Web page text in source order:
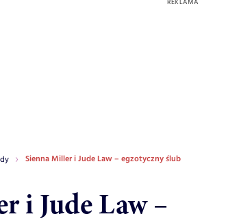
Sienna Miller i Jude Law – egzotyczny ślub
i Jude Law –